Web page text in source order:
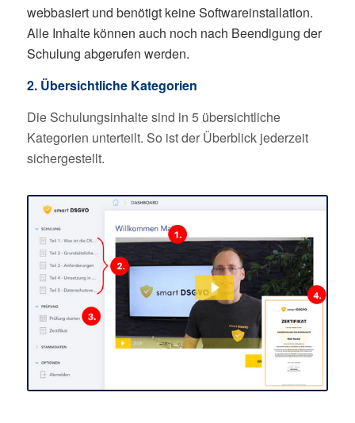
webbasiert und benötigt keine Softwareinstallation.
Alle Inhalte können auch noch nach Beendigung der
Schulung abgerufen werden.
2. Übersichtliche Kategorien
Die Schulungsinhalte sind in 5 übersichtliche
Kategorien unterteilt. So ist der Überblick jederzeit
sichergestellt.